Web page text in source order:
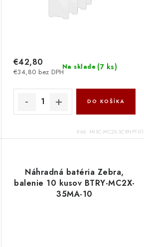
Na sklade (7 ks)
€34,80 bez DPH
€42,80
DO KOŠÍKA
Kód: MISC-MC2X-SCRNPT-01
Náhradná batéria Zebra,
balenie 10 kusov BTRY-MC2X-
35MA-10